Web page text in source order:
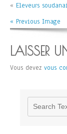
« Eleveurs
« Previous Image
LAISSER
Vous devez vous